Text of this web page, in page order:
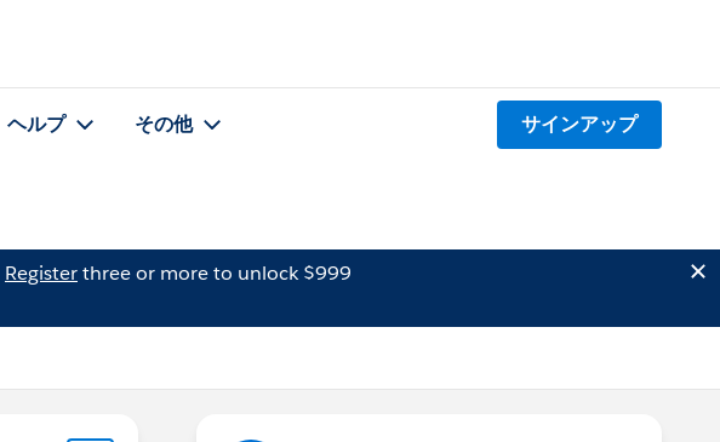
ヘルプ その他 サインアップ
Registerthree or more to unlock $999